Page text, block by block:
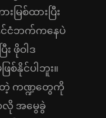
ြစ်ထားပြီး
င်ငံဘက်ကနေပဲ
ဖိုဝါဒ
စ်နိုင်ပါဘူး။
တဲ့ ကဏ္ဍတွေကို
လို အမွေခွဲ